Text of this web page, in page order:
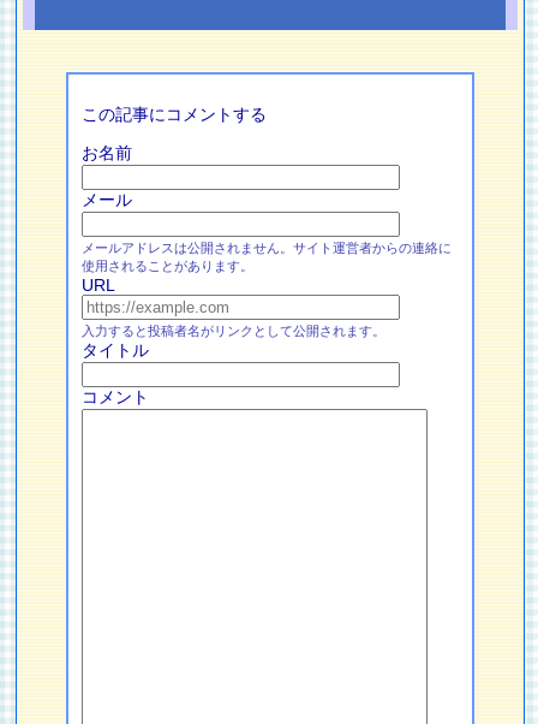
この記事にコメントする
お名前
メール
メールアドレスは公開されません。サイト運営者からの連絡に
使用されることがあります。
URL
入力すると投稿者名がリンクとして公開されます。
タイトル
コメント